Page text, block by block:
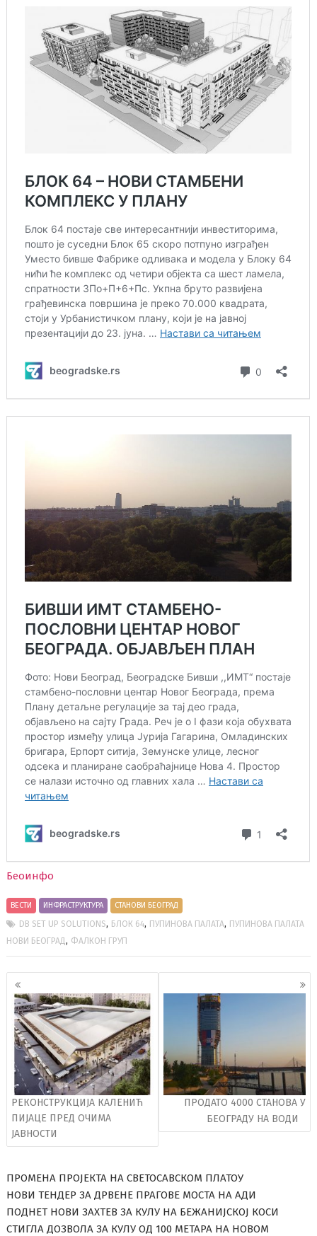
Беоинфо
ВЕСТИ ИНФРАСТРУКТУРА СТАНОВИ БЕОГРАД
DB SET UP SOLUTIONS, БЛОК 64, ПУПИНОВА ПАЛАТА, ПУПИНОВА ПАЛАТА
НОВИ БЕОГРАД, ФАЛКОН ГРУП
Кретање
чланака
РЕКОНСТРУКЦИЈА КАЛЕНИЋ
ПИЈАЦЕ ПРЕД ОЧИМА
ЈАВНОСТИ
ПРОДАТО 4000 СТАНОВА У
БЕОГРАДУ НА ВОДИ
ПРОМЕНА ПРОЈЕКТА НА СВЕТОСАВСКОМ ПЛАТОУ
НОВИ ТЕНДЕР ЗА ДРВЕНЕ ПРАГОВЕ МОСТА НА АДИ
ПОДНЕТ НОВИ ЗАХТЕВ ЗА КУЛУ НА БЕЖАНИЈСКОЈ КОСИ
СТИГЛА ДОЗВОЛА ЗА КУЛУ ОД 100 МЕТАРА НА НОВОМ